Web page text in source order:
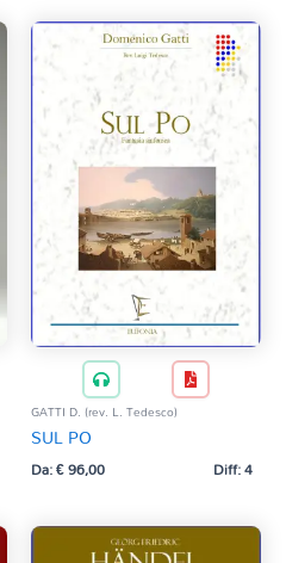
GATTI D. (rev. L. Tedesco)
SUL PO
Da:€96,00 Diff: 4